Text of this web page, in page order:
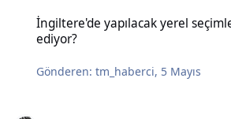
İngiltere'de yapılacak yerel
ediyor?
Gönderen:tm_haberci, 5 Mayıs